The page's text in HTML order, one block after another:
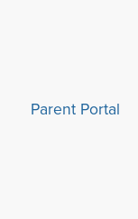
Parent Portal